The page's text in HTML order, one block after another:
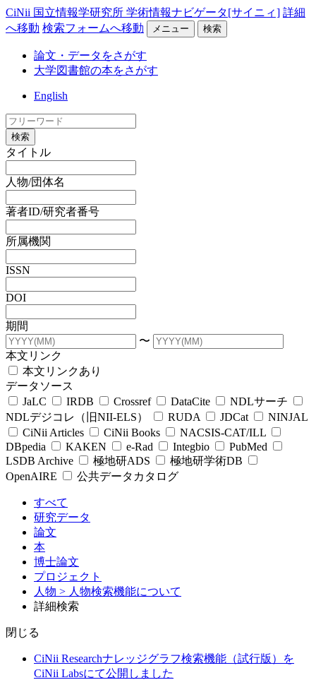
CiNii 国立情報学研究所 学術情報ナビゲータ[サイニィ] 詳細
へ移動 検索フォームへ移動 メニュー 検索
論文・データをさがす
大学図書館の本をさがす
English
検索
タイトル
人物/団体名
著者ID/研究者番号
所属機関
ISSN
DOI
期間
〜
本文リンク
本文リンクあり
データソース
JaLC
IRDB Crossref DataCite
NDLサーチ
NDLデジコレ（旧NII-ELS）
RUDA JDCat
NINJAL
CiNii Articles
CiNii Books
NACSIS-CAT/ILL
DBpedia
KAKEN e-Rad Integbio
PubMed
LSDB Archive
極地研ADS
極地研学術DB
OpenAIRE
公共データカタログ
すべて
研究データ
論文
本
博士論文
プロジェクト
人物 > 人物検索機能について
詳細検索
閉じる
CiNii Researchナレッジグラフ検索機能（試行版）を
CiNii Labsにて公開しました